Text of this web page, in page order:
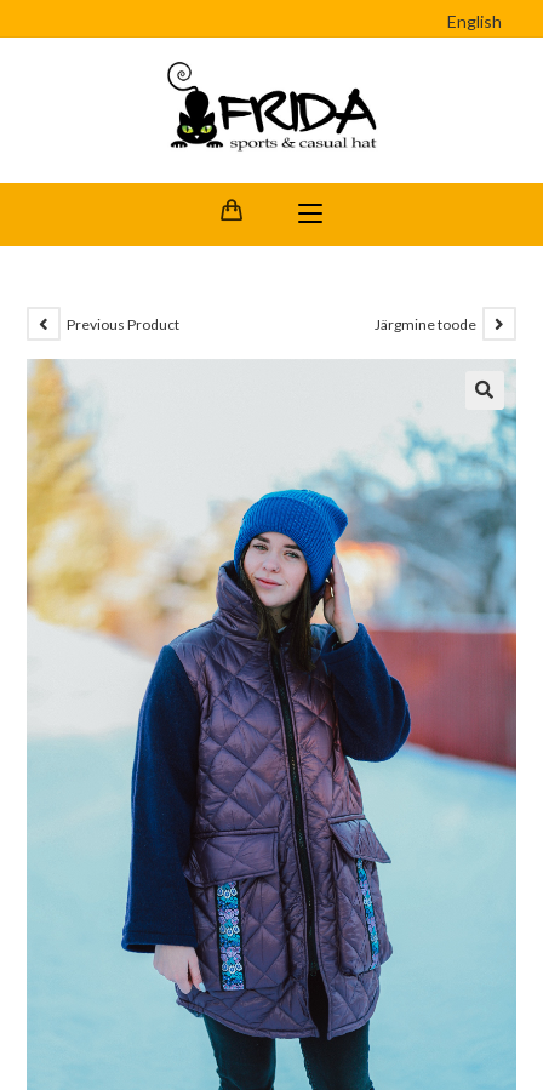
English
Previous Product Järgmine toode
🔍